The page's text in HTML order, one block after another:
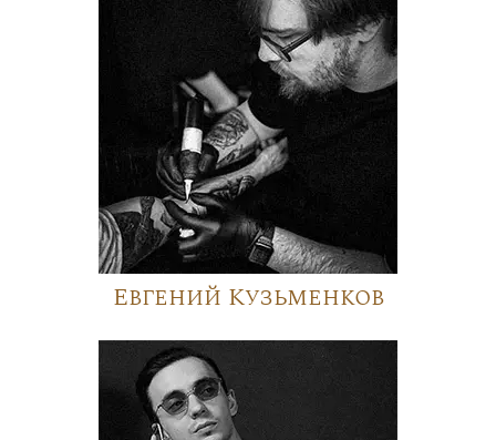
Евгений Кузьменков